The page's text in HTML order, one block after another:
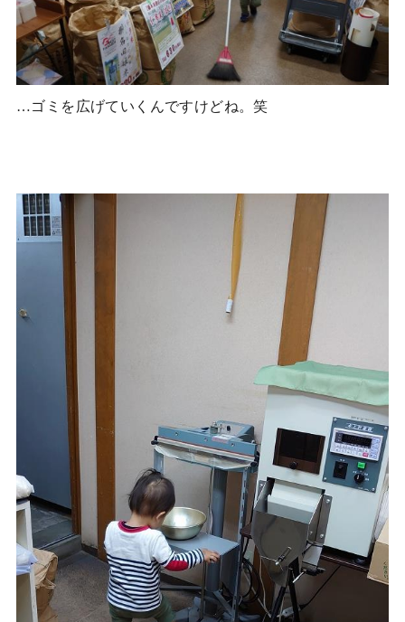
…ゴミを広げていくんですけどね。笑